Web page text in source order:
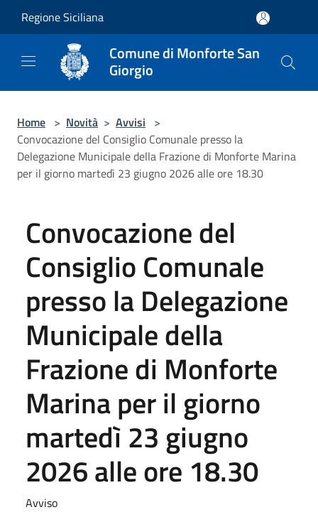
Regione Siciliana
Comune di Monforte San
Giorgio
Home > Novità > Avvisi >
Convocazione del Consiglio Comunale presso la
Delegazione Municipale della Frazione di Monforte Marina
per il giorno martedì 23 giugno 2026 alle ore 18.30
Convocazione del
Consiglio Comunale
presso la Delegazione
Municipale della
Frazione di Monforte
Marina per il giorno
martedì 23 giugno
2026 alle ore 18.30
Avviso